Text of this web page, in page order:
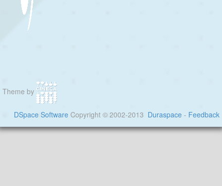
Theme by
DSpace Software Copyright © 2002-2013 Duraspace - Feedback